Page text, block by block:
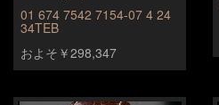
01 674 7542 7154-07 4 24
34TEB
およそ￥298,347